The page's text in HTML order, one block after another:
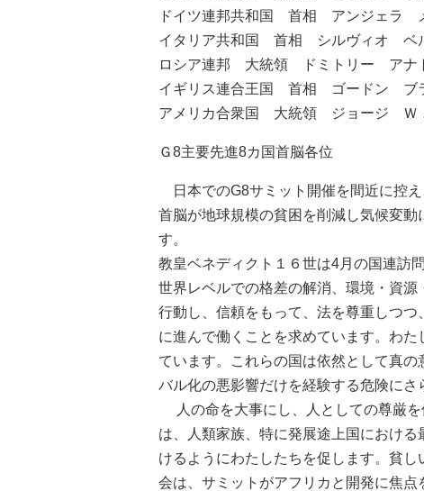
ドイツ連邦共和国 首相 アンジェラ
イタリア共和国 首相 シルヴィオ ベ
ロシア連邦 大統領 ドミトリー アナ
イギリス連合王国 首相 ゴードン ブ
アメリカ合衆国 大統領 ジョージ Ｗ
Ｇ8主要先進8カ国首脳各位
日本でのG8サミット開催を間近に控
首脳が地球規模の貧困を削減し気候変
す。
教皇ベネディクト１６世は4月の国連訪
世界レベルでの格差の解消、環境・資
行動し、信頼をもって、法を尊重しつ
に進んで働くことを求めています。わ
ています。これらの国は依然として真
バル化の悪影響だけを経験する危険にさ
人の命を大事にし、人としての尊厳を
は、人類家族、特に発展途上国におけ
けるようにわたしたちを促します。貧
会は、サミットがアフリカと開発に焦点